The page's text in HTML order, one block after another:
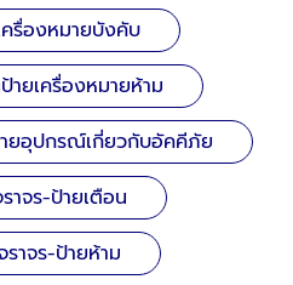
รื่องหมายบังคับ
ายเครื่องหมายห้าม
ยอุปกรณ์เกี่ยวกับอัคคีภัย
าจร-ป้ายเตือน
ราจร-ป้ายห้าม